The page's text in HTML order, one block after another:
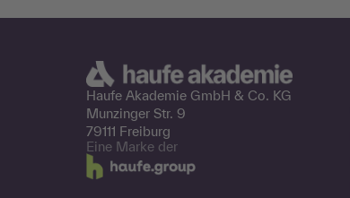
Haufe Akademie GmbH & Co. KG
Munzinger Str. 9
79111 Freiburg
Eine Marke der